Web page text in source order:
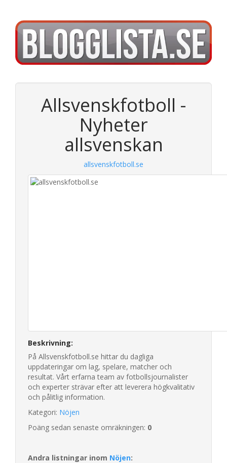
Allsvenskfotboll -
Nyheter
allsvenskan
allsvenskfotboll.se
Beskrivning:
På Allsvenskfotboll.se hittar du dagliga
uppdateringar om lag, spelare, matcher och
resultat. Vårt erfarna team av fotbollsjournalister
och experter strävar efter att leverera högkvalitativ
och pålitlig information.
Kategori: Nöjen
Poäng sedan senaste omräkningen: 0
Andra listningar inom Nöjen: